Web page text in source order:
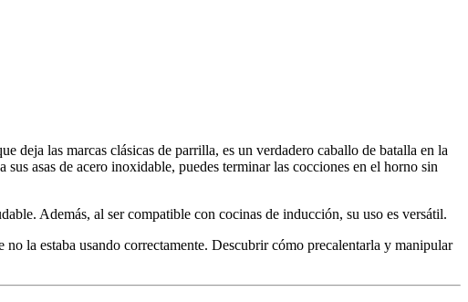
deja las marcas clásicas de parrilla, es un verdadero caballo de batalla en la
asas de acero inoxidable, puedes terminar las cocciones en el horno sin
Además, al ser compatible con cocinas de inducción, su uso es versátil.
la estaba usando correctamente. Descubrir cómo precalentarla y manipular